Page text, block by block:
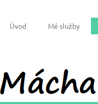
Úvod Mé služby